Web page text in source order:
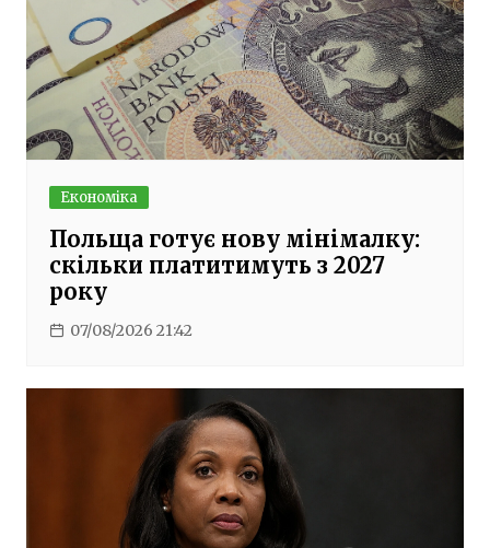
Економіка
Польща готує нову мінімалку:
скільки платитимуть з 2027
року
07/08/2026 21:42